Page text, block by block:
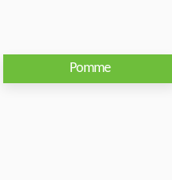
Pomme